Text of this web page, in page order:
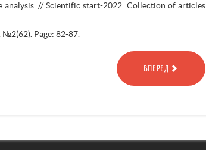
analysis. // Scientific start-2022: Collection of articles
Page: 82-87.
ВПЕРЕД